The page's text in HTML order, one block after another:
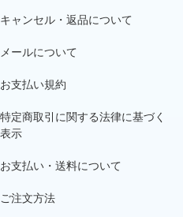
キャンセル・返品について
メールについて
お支払い規約
特定商取引に関する法律に基づく
表示
お支払い・送料について
ご注文方法